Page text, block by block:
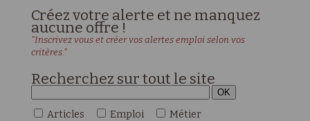
Créez votre alerte et ne manquez
aucune offre !
"Inscrivez vous et créer vos alertes emploi selon vos
critères."
Recherchez sur tout le site
Articles Emploi Métier